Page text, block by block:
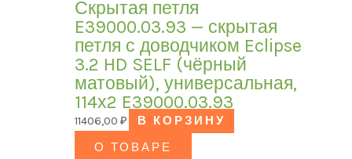
Скрытая петля
E39000.03.93 — скрытая
петля с доводчиком Eclipse
3.2 HD SELF (чёрный
матовый), универсальная,
114х2 E39000.03.93
11406,00₽
В КОРЗИНУ
О ТОВАРЕ